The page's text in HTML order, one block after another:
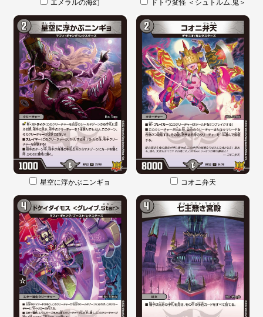
エメラルの海幻 ドトウ変怪 ＜シュトルム.鬼＞
星空に浮かぶニンギョ コオニ弁天